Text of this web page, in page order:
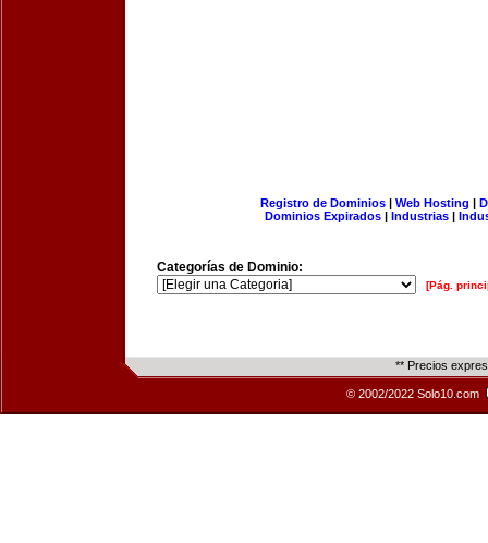
Registro de Dominios| Web Hosting |
Dominios Expirados | Industrias |
Categorías de Dominio:
[Pág.
** Precios
© 2002/2022 Solo10.com